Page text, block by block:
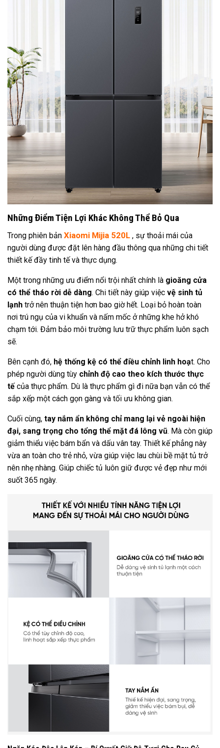
Những Điểm Tiện Lợi Khác Không Thể Bỏ Qua
Trong phiên bản Xiaomi Mijia 520L , sự thoải mái của
người dùng được đặt lên hàng đầu thông qua những chi tiết
thiết kế đầy tinh tế và thực dụng.
Một trong những ưu điểm nổi trội nhất chính là gioăng cửa
có thể tháo rời dễ dàng. Chi tiết này giúp việc vệ sinh tủ
lạnh trở nên thuận tiện hơn bao giờ hết. Loại bỏ hoàn toàn
nơi trú ngụ của vi khuẩn và nấm mốc ở những khe hở khó
chạm tới. Đảm bảo môi trường lưu trữ thực phẩm luôn sạch
sẽ.
Bên cạnh đó, hệ thống kệ có thể điều chỉnh linh hoạt. Cho
phép người dùng tùy chỉnh độ cao theo kích thước thực
tếcủa thực phẩm. Dù là thực phẩm gì đi nữa bạn vẫn có thể
sắp xếp một cách gọn gàng và tối ưu không gian.
Cuối cùng, tay nắm ẩn không chỉ mang lại vẻ ngoài hiện
đại, sang trọng cho tổng thể mặt đá lông vũ. Mà còn giúp
giảm thiểu việc bám bẩn và dấu vân tay. Thiết kế phẳng này
vừa an toàn cho trẻ nhỏ, vừa giúp việc lau chùi bề mặt tủ trở
nên nhẹ nhàng. Giúp chiếc tủ luôn giữ được vẻ đẹp như mới
suốt 365 ngày.